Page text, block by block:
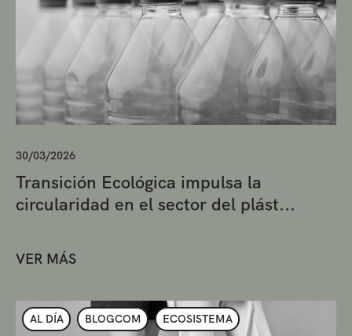
30/03/2026
Transición Ecológica impulsa la
circularidad en el sector del plást...
VER MÁS
AL DÍA BLOGCOM ECOSISTEMA